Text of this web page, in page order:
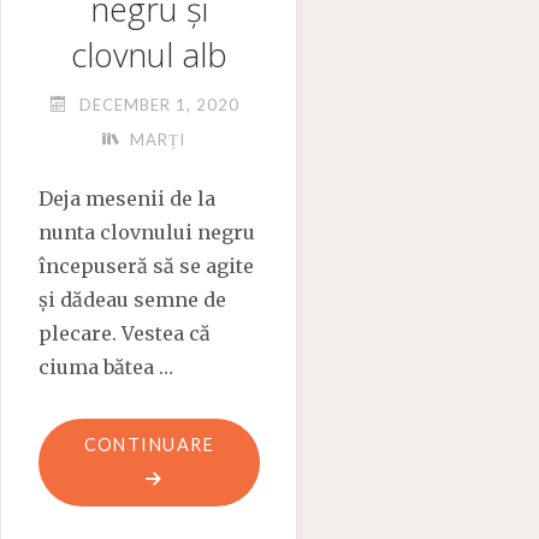
clovnul alb
DECEMBER 1, 2020
MARȚI
Deja mesenii de la
nunta clovnului negru
începuseră să se agite
și dădeau semne de
plecare. Vestea că
ciuma bătea …
CONTINUARE "MARȚI:
CLOVNUL
NEGRU